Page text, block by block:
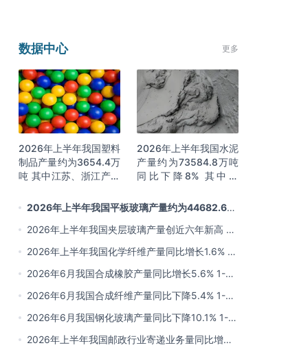
数据中心 更多
2026年上半年我国塑料
制品产量约为3654.4万
吨 其中江苏、浙江产量
16.0%
2026年上半年我国水泥
产量约为73584.8万吨
同比下降8% 其中广
名前三
2026年上半年我国平板玻璃产量约为44682.6万
重量箱 同比下降5.7% 其中河北产量最多 占比16%
2026年上半年我国夹层玻璃产量创近六年新高 约
为7964.8万平方米 同比下降0.9%
2026年上半年我国化学纤维产量同比增长1.6% 其
中浙江、江苏产量分别占比42.03%、31.34%
2026年6月我国合成橡胶产量同比增长5.6% 1-6
月累计产量同比增长6.4%
2026年6月我国合成纤维产量同比下降5.4% 1-6
月累计产量为3815.7万吨 同比增长0.8%
2026年6月我国钢化玻璃产量同比下降10.1% 1-6
月累计产量同比下降8.4%
2026年上半年我国邮政行业寄递业务量同比增长